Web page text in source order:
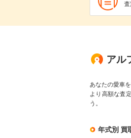
アル
あなたの愛車
より高額な査
う。
年式別 買